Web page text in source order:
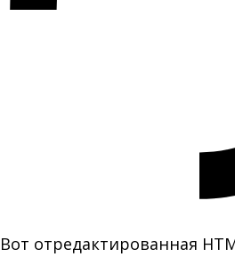
Вот отредактированная